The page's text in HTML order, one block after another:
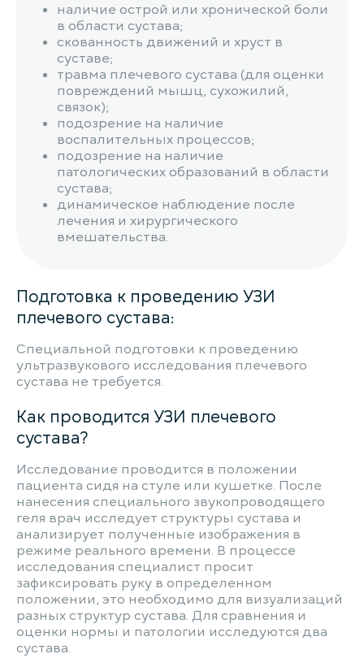
наличие острой или хронической боли
в области сустава;
скованность движений и хруст в
суставе;
травма плечевого сустава (для оценки
повреждений мышц, сухожилий,
связок);
подозрение на наличие
воспалительных процессов;
подозрение на наличие
патологических образований в области
сустава;
динамическое наблюдение после
лечения и хирургического
вмешательства.
Подготовка к проведению УЗИ
плечевого сустава:
Специальной подготовки к проведению
ультразвукового исследования плечевого
сустава не требуется.
Как проводится УЗИ плечевого
сустава?
Исследование проводится в положении
пациента сидя на стуле или кушетке. После
нанесения специального звукопроводящего
геля врач исследует структуры сустава и
анализирует полученные изображения в
режиме реального времени. В процессе
исследования специалист просит
зафиксировать руку в определенном
положении, это необходимо для визуализаций
разных структур сустава. Для сравнения и
оценки нормы и патологии исследуются два
сустава.